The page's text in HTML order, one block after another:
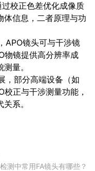
校正色差优化成像质
体信息，二者原理与功
APO镜头可与干涉镜
物镜提供高分辨率成
量。
，部分高端设备（如
正与干涉测量功能，
系。
测中常用FA镜头有哪些？